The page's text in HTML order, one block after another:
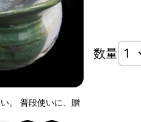
。 普段使いに、贈
数量